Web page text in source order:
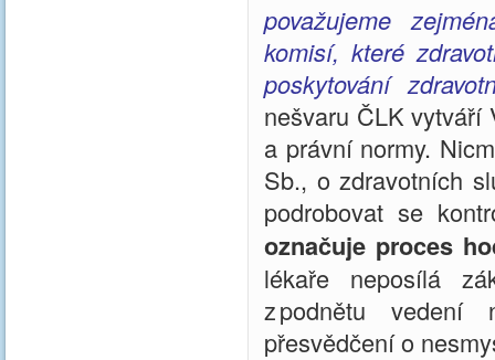
považujeme
komisí, které
poskytování
nešvaru ČLK vytváří
a právní normy.
Sb., o zdravotních
podrobovat se
označuje proces
lékaře neposílá
z podnětu vedení
přesvědčení o